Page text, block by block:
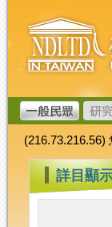
跳
到
主
要
內
容
臺
灣
博
碩
士
論
文
加
值
系
統
(216.73.216.56)
::: 詳目顯